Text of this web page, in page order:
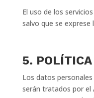
El uso de los
salvo que se
5. POLÍTICA
Los datos
serán tratados por el